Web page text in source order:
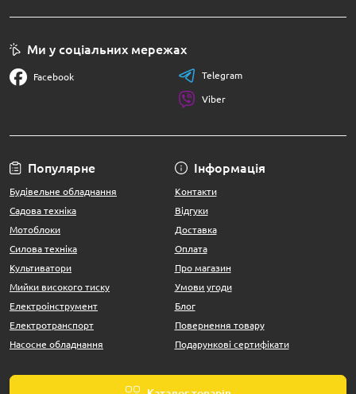
Популярне
Будівельне обладнання
Садова техніка
Мотоблоки
Силова техніка
Культиватори
Мийки високого тиску
Електроінструмент
Електротранспорт
Насосне обладнання
Інформація
Контакти
Відгуки
Доставка
Оплата
Про магазин
Умови угоди
Блог
Повернення товару
Подарункові сертифікати
Ми у соціальних мережах
Facebook Telegram
Viber